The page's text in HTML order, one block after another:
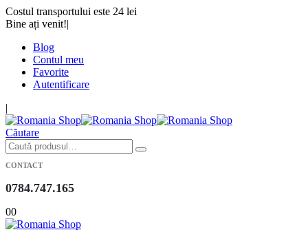
Costul transportului este 24 lei
Bine ați venit!|
Blog
Contul meu
Favorite
Autentificare
|
Căutare
CONTACT
0784.747.165
00